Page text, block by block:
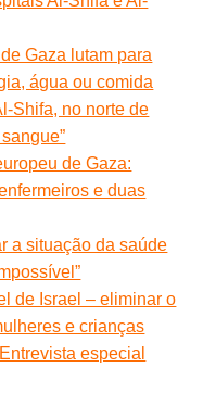
Gaza lutam para
água ou comida
Shifa, no norte de
de Gaza:
e duas
a situação da saúde
de Israel – eliminar o
e crianças
especial